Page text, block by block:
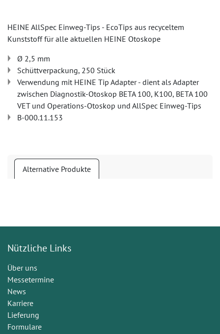
HEINE AllSpec Einweg-Tips - EcoTips aus recyceltem
Kunststoff für alle aktuellen HEINE Otoskope
Ø 2,5 mm
Schüttverpackung, 250 Stück
Verwendung mit HEINE Tip Adapter - dient als Adapter
zwischen Diagnostik-Otoskop BETA 100, K100, BETA 100
VET und Operations-Otoskop und AllSpec Einweg-Tips
B-000.11.153
Alternative Produkte
Nützliche Links
Über uns
Messetermine
News
Karriere
Lieferung
Formulare